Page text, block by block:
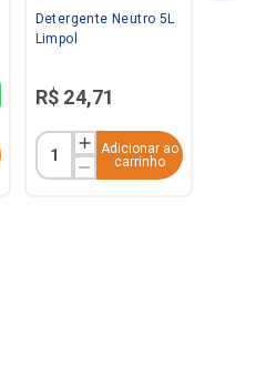
Detergente Neutro 5L
Limpol
R$ 24,71
Adicionar ao
carrinho